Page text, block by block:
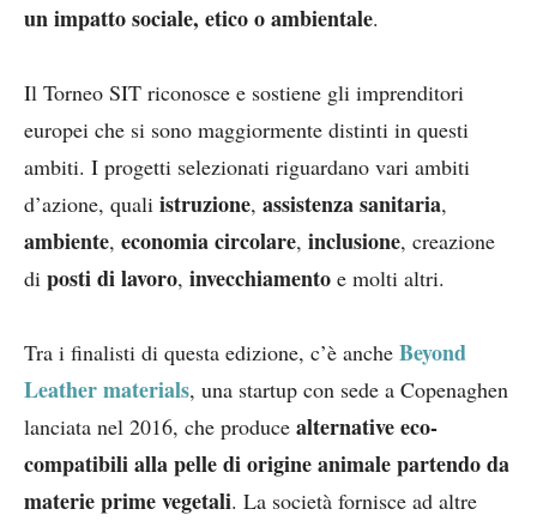
un impatto sociale, etico o ambientale.
Il Torneo SIT riconosce e sostiene gli imprenditori
europei che si sono maggiormente distinti in questi
ambiti. I progetti selezionati riguardano vari ambiti
d’azione, quali istruzione, assistenza sanitaria,
ambiente, economia circolare, inclusione, creazione
di posti di lavoro, invecchiamento e molti altri.
Tra i finalisti di questa edizione, c’è anche Beyond
Leather materials, una startup con sede a Copenaghen
lanciata nel 2016, che produce alternative eco-
compatibili alla pelle di origine animalepartendo da
materie prime vegetali. La società fornisce ad altre